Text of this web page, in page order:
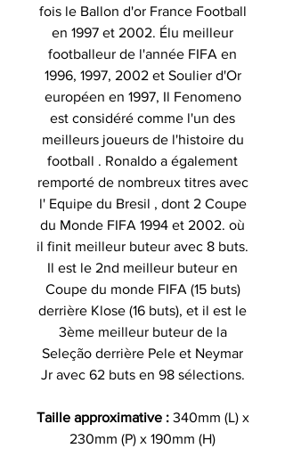
fois le Ballon d'or France Football
en 1997 et 2002. Élu meilleur
footballeur de l'année FIFA en
1996, 1997, 2002 et Soulier d'Or
européen en 1997, Il Fenomeno
est considéré comme l'un des
meilleurs joueurs de l'histoire du
football . Ronaldo a également
remporté de nombreux titres avec
l' Equipe du Bresil , dont 2 Coupe
du Monde FIFA 1994 et 2002. où
il finit meilleur buteur avec 8 buts.
Il est le 2nd meilleur buteur en
Coupe du monde FIFA (15 buts)
derrière Klose (16 buts), et il est le
3ème meilleur buteur de la
Seleção derrière Pele et Neymar
Jr avec 62 buts en 98 sélections.
Taille approximative : 340mm (L) x
230mm (P) x 190mm (H)